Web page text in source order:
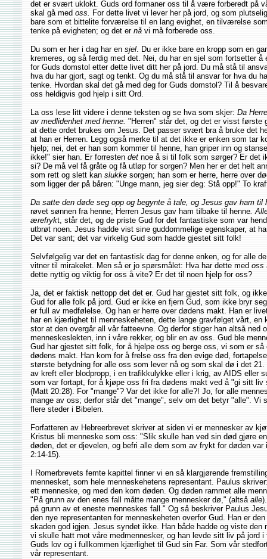
det er svært uklokt. Guds ord formaner oss til å være forberedt på
skal gå med oss. For dette livet vi lever her på jord, og som
bare som et bittelite forværelse til en lang evighet, en tilværelse
tenke på evigheten; og det er nå vi må forberede oss.
Du som er her i dag har en sjel. Du er ikke bare en kropp som en
kremeres, og så ferdig med det. Nei, du har en sjel som fortsetter
for Guds domstol etter dette livet ditt her på jord. Du må stå til
hva du har gjort, sagt og tenkt. Og du må stå til ansvar for hva du
tenke. Hvordan skal det gå med deg for Guds domstol? Til å
oss heldigvis god hjelp i sitt Ord.
La oss lese litt videre i denne teksten og se hva som skjer: Da
av medlidenhet med henne. "Herren" står det, og det er visst første
at dette ordet brukes om Jesus. Det passer svært bra å bruke det
at han er Herren. Legg også merke til at det ikke er enken som tar
hjelp; nei, det er han som kommer til henne, han griper inn og
ikke!" sier han. Er forresten det noe å si til folk som sørger? Er det
si? De må vel få gråte og få utløp for sorgen? Men her er det helt
som rett og slett kan slukke sorgen; han som er herre, herre over
som ligger der på båren: "Unge mann, jeg sier deg: Stå opp!" To
Da satte den døde seg opp og begynte å tale, og Jesus gav ham til
røvet sønnen fra henne; Herren Jesus gav ham tilbake til henne.
ærefrykt, står det, og de priste Gud for det fantastiske som var
utbrøt noen. Jesus hadde vist sine guddommelige egenskaper, at
Det var sant; det var virkelig Gud som hadde gjestet sitt folk!
Selvfølgelig var det en fantastisk dag for denne enken, og for alle
vitner til mirakelet. Men så er jo spørsmålet: Hva har dette med oss
dette nyttig og viktig for oss å vite? Er det til noen hjelp for oss?
Ja, det er faktisk nettopp det det er. Gud har gjestet sitt folk, og
Gud for alle folk på jord. Gud er ikke en fjern Gud, som ikke bryr
er full av medfølelse. Og han er herre over dødens makt. Han er
har en kjærlighet til menneskeheten, dette lange gravfølget vårt,
stor at den overgår all vår fatteevne. Og derfor stiger han altså ned
menneskeslekten, inn i våre rekker, og blir en av oss. Gud ble
Gud har gjestet sitt folk, for å hjelpe oss og berge oss, vi som er så
dødens makt. Han kom for å frelse oss fra den evige død,
største betydning for alle oss som lever nå og som skal dø i det 21.
av kreft eller blodpropp, i en trafikkulykke eller i krig, av AIDS eller
som var fortapt, for å kjøpe oss fri fra dødens makt ved å "gi sitt liv
(Matt 20:28). For "mange"? Var det ikke for alle?! Jo, for alle
mange av oss; derfor står det "mange", selv om det betyr "alle". Vi
flere steder i Bibelen.
Forfatteren av Hebreerbrevet skriver at siden vi er mennesker av
Kristus bli menneske som oss: "Slik skulle han ved sin død gjøre
døden, det er djevelen, og befri alle dem som av frykt for døden
2:14-15).
I Romerbrevets femte kapittel finner vi en så klargjørende
mennesket, som hele menneskehetens representant. Paulus
ett menneske, og med den kom døden. Og døden rammet alle
"På grunn av den enes fall måtte mange mennesker dø," (altså alle
på grunn av et eneste menneskes fall." Og så beskriver Paulus
den nye representanten for menneskeheten overfor Gud. Han er
skaden god igjen. Jesus syndet ikke. Han både hadde og viste
vi skulle hatt mot våre medmennesker, og han levde sitt liv på jord
Guds lov og i fullkommen kjærlighet til Gud sin Far. Som vår
vår representant.